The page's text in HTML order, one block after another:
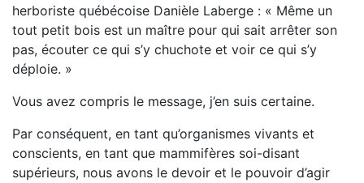
herboriste québécoise Danièle Laberge : « Même un
tout petit bois est un maître pour qui sait arrêter son
pas, écouter ce qui s’y chuchote et voir ce qui s’y
déploie. »
Vous avez compris le message, j’en suis certaine.
Par conséquent, en tant qu’organismes vivants et
conscients, en tant que mammifères soi-disant
supérieurs, nous avons le devoir et le pouvoir d’agir